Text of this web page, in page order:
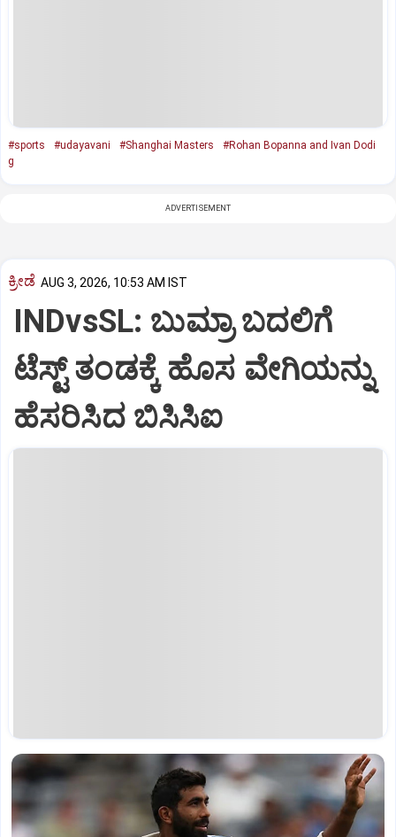
#sports #udayavani #Shanghai Masters
#Rohan Bopanna and Ivan Dodi
g
ADVERTISEMENT
ಕ್ರೀಡೆ AUG 3, 2026, 10:53 AM IST
INDvsSL: ಬುಮ್ರಾ ಬದಲಿಗೆ
ಟೆಸ್ಟ್‌ ತಂಡಕ್ಕೆ ಹೊಸ ವೇಗಿಯನ್ನು
ಹೆಸರಿಸಿದ ಬಿಸಿಸಿಐ